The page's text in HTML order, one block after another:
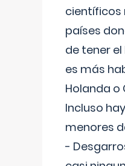
científicos
países
de tener
es más
Holanda o
Incluso
menores
-